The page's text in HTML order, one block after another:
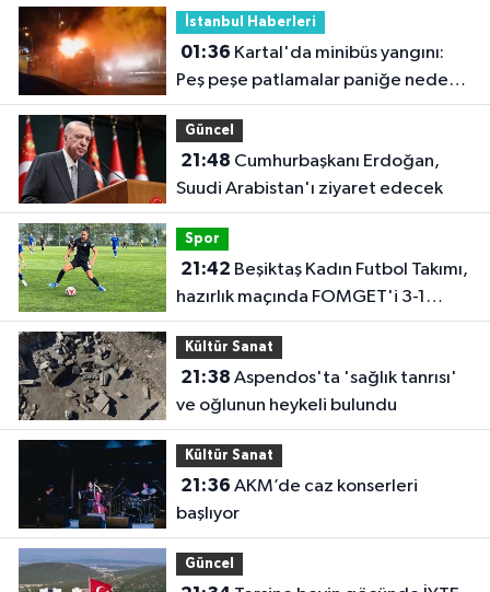
İstanbul Haberleri
01:36
Peş peşe patlamalar paniğe neden
oldu
Güncel
21:48
Suudi Arabistan'ı ziyaret edecek
Spor
21:42
hazırlık maçında FOMGET'i 3-1
mağlup etti
Kültür Sanat
21:38
ve oğlunun heykeli bulundu
Kültür Sanat
21:36
başlıyor
Güncel